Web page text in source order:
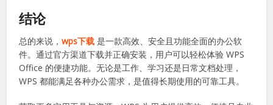
高兼容性
云存储功能：实现文档跨设备同步。
离线办公：无需网络也能处理文档。
持续更新：官方定期优化功能，提升性能和安全性。